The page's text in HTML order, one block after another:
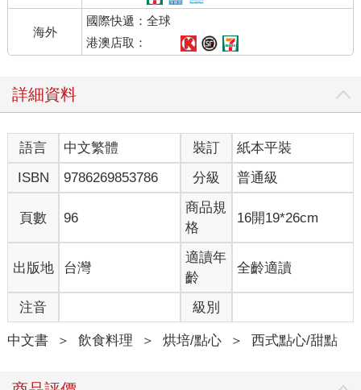
海外
國際快遞：全球
港澳店取：
詳細資料
語言 中文繁體 裝訂
紙本平裝
ISBN
9786269853786 分級 普通級
頁數 96
商品規
格
16開19*26cm
出版地 台灣
適讀年
齡
全齡適讀
注音 級別
中文書 ＞ 飲食料理 ＞ 烘培/點心 ＞ 西式點心/甜點